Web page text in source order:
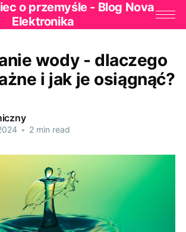
o przemyśle - Blog Nova
Elektronika
wody - dlaczego
i jak je osiągnąć?
• 2 min read